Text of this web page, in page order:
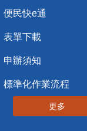
便民快e通
表單下載
申辦須知
標準化作業流程
更多